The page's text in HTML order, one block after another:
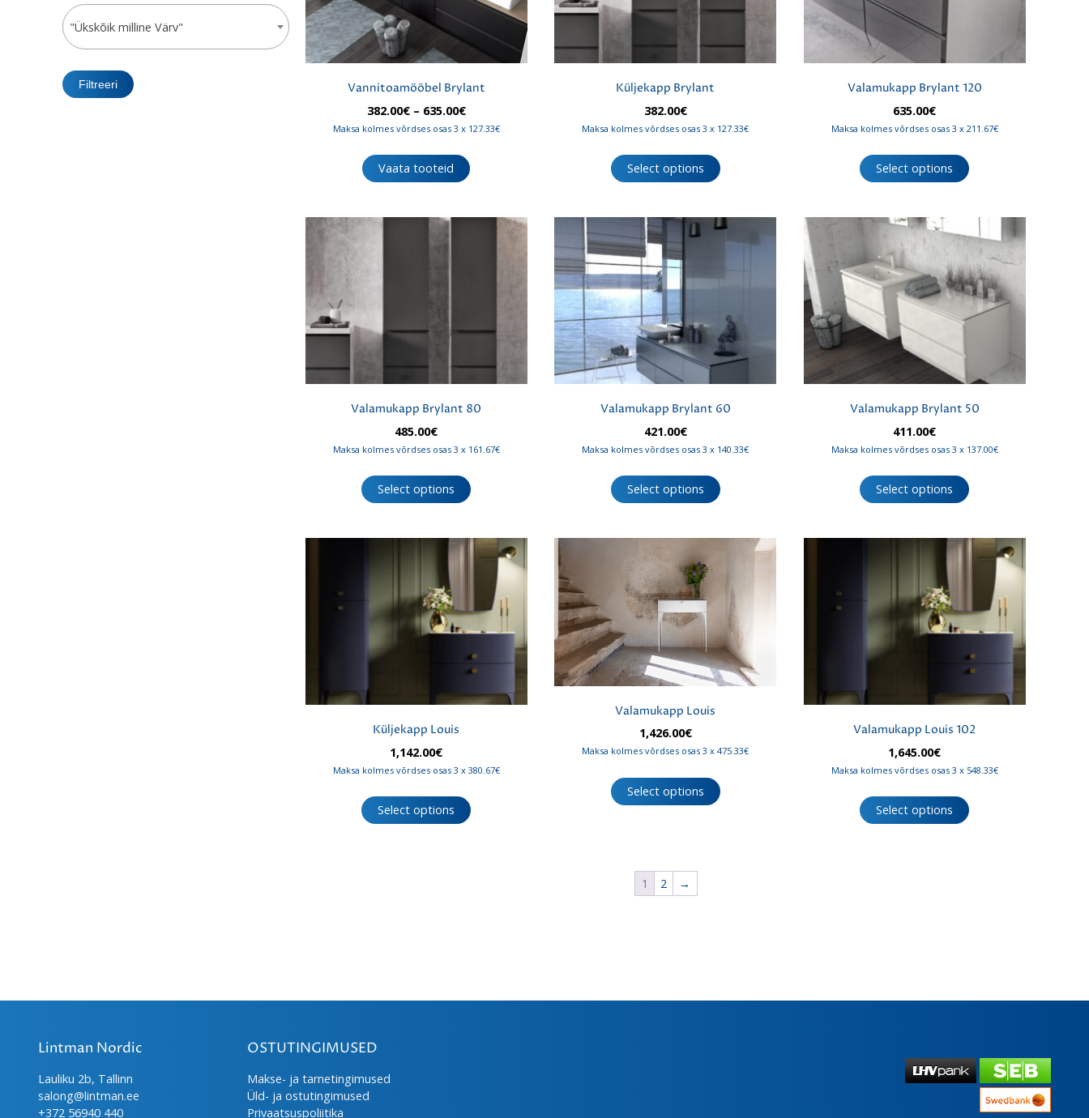
"Ükskõik milline Värv"
Filtreeri Vannitoamööbel Brylant
382.00€ – 635.00€Hinnavahemik:
382.00€
635.00€
Maksa kolmes võrdses osas 3 x 127.33€
Vaata tooteid
Küljekapp Brylant
382.00€
Maksa kolmes võrdses osas 3 x 127.33€
Select options
Valamukapp Brylant 120
635.00€
Maksa kolmes võrdses osas 3 x 211.67€
Select options
Valamukapp Brylant 80
485.00€
Maksa kolmes võrdses osas 3 x 161.67€
Select options
Valamukapp Brylant 60
421.00€
Maksa kolmes võrdses osas 3 x 140.33€
Select options
Valamukapp Brylant 50
411.00€
Maksa kolmes võrdses osas 3 x 137.00€
Select options
Küljekapp Louis
1,142.00€
Maksa kolmes võrdses osas 3 x 380.67€
Select options
Valamukapp Louis
1,426.00€
Maksa kolmes võrdses osas 3 x 475.33€
Select options
Valamukapp Louis 102
1,645.00€
Maksa kolmes võrdses osas 3 x 548.33€
Select options
1 2 →
Lintman Nordic
Lauliku 2b, Tallinn
salong@lintman.ee
+372 56940 440
OSTUTINGIMUSED
Makse- ja tarnetingimused
Üld- ja ostutingimused
Privaatsuspoliitika